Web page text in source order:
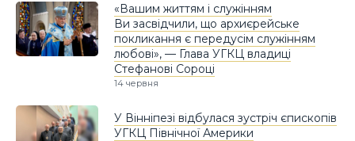
«Вашим життям і служінням
Ви засвідчили, що архиєрейське
покликання є передусім служінням
любові», — Глава УГКЦ владиці
Стефанові Сороці
14 червня
У Вінніпезі відбулася зустріч єпископів
УГКЦ Північної Америки